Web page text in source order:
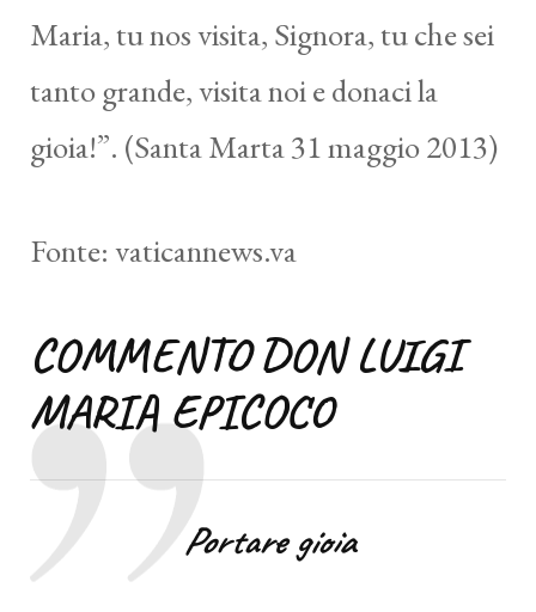
Maria, tu nos visita, Signora, tu che sei
tanto grande, visita noi e donaci la
gioia!”. (Santa Marta 31 maggio 2013)
Fonte: vaticannews.va
COMMENTO DON LUIGI
MARIA EPICOCO
Portare gioia